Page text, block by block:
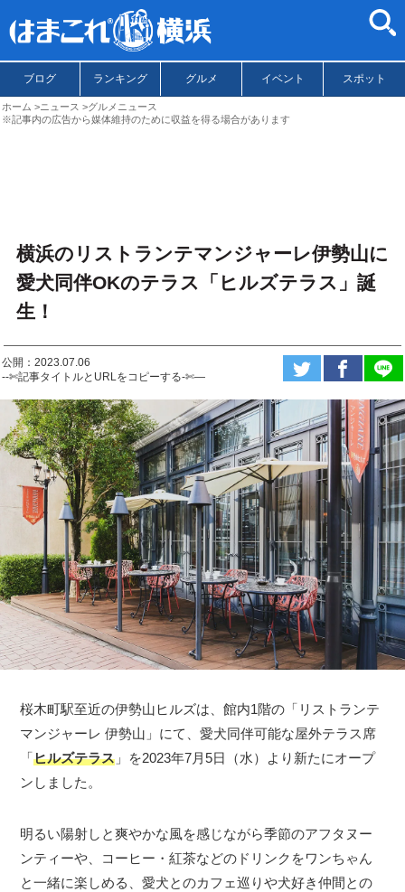
ブログ ランキング グルメ イベント スポット
ホーム ニュース
グルメニュース
※記事内の広告から媒体維持のために収益を得る場合があります
横浜のリストランテマンジャーレ伊勢山に
愛犬同伴OKのテラス「ヒルズテラス」誕
生！
公開：2023.07.06
--✄記事タイトルとURLをコピーする-✄—
桜木町駅至近の伊勢山ヒルズは、館内1階の「リストランテ
マンジャーレ 伊勢山」にて、愛犬同伴可能な屋外テラス席
「ヒルズテラス 」を2023年7月5日（水）より新たにオープ
ンしました。
明るい陽射しと爽やかな風を感じながら季節のアフタヌー
ンティーや、コーヒー・紅茶などのドリンクをワンちゃん
と一緒に楽しめる、愛犬とのカフェ巡りや犬好き仲間との